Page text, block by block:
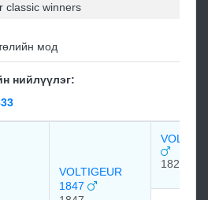
classic winners
мод
нийлүүлэг:
VOLTIGEUR
1847
1826